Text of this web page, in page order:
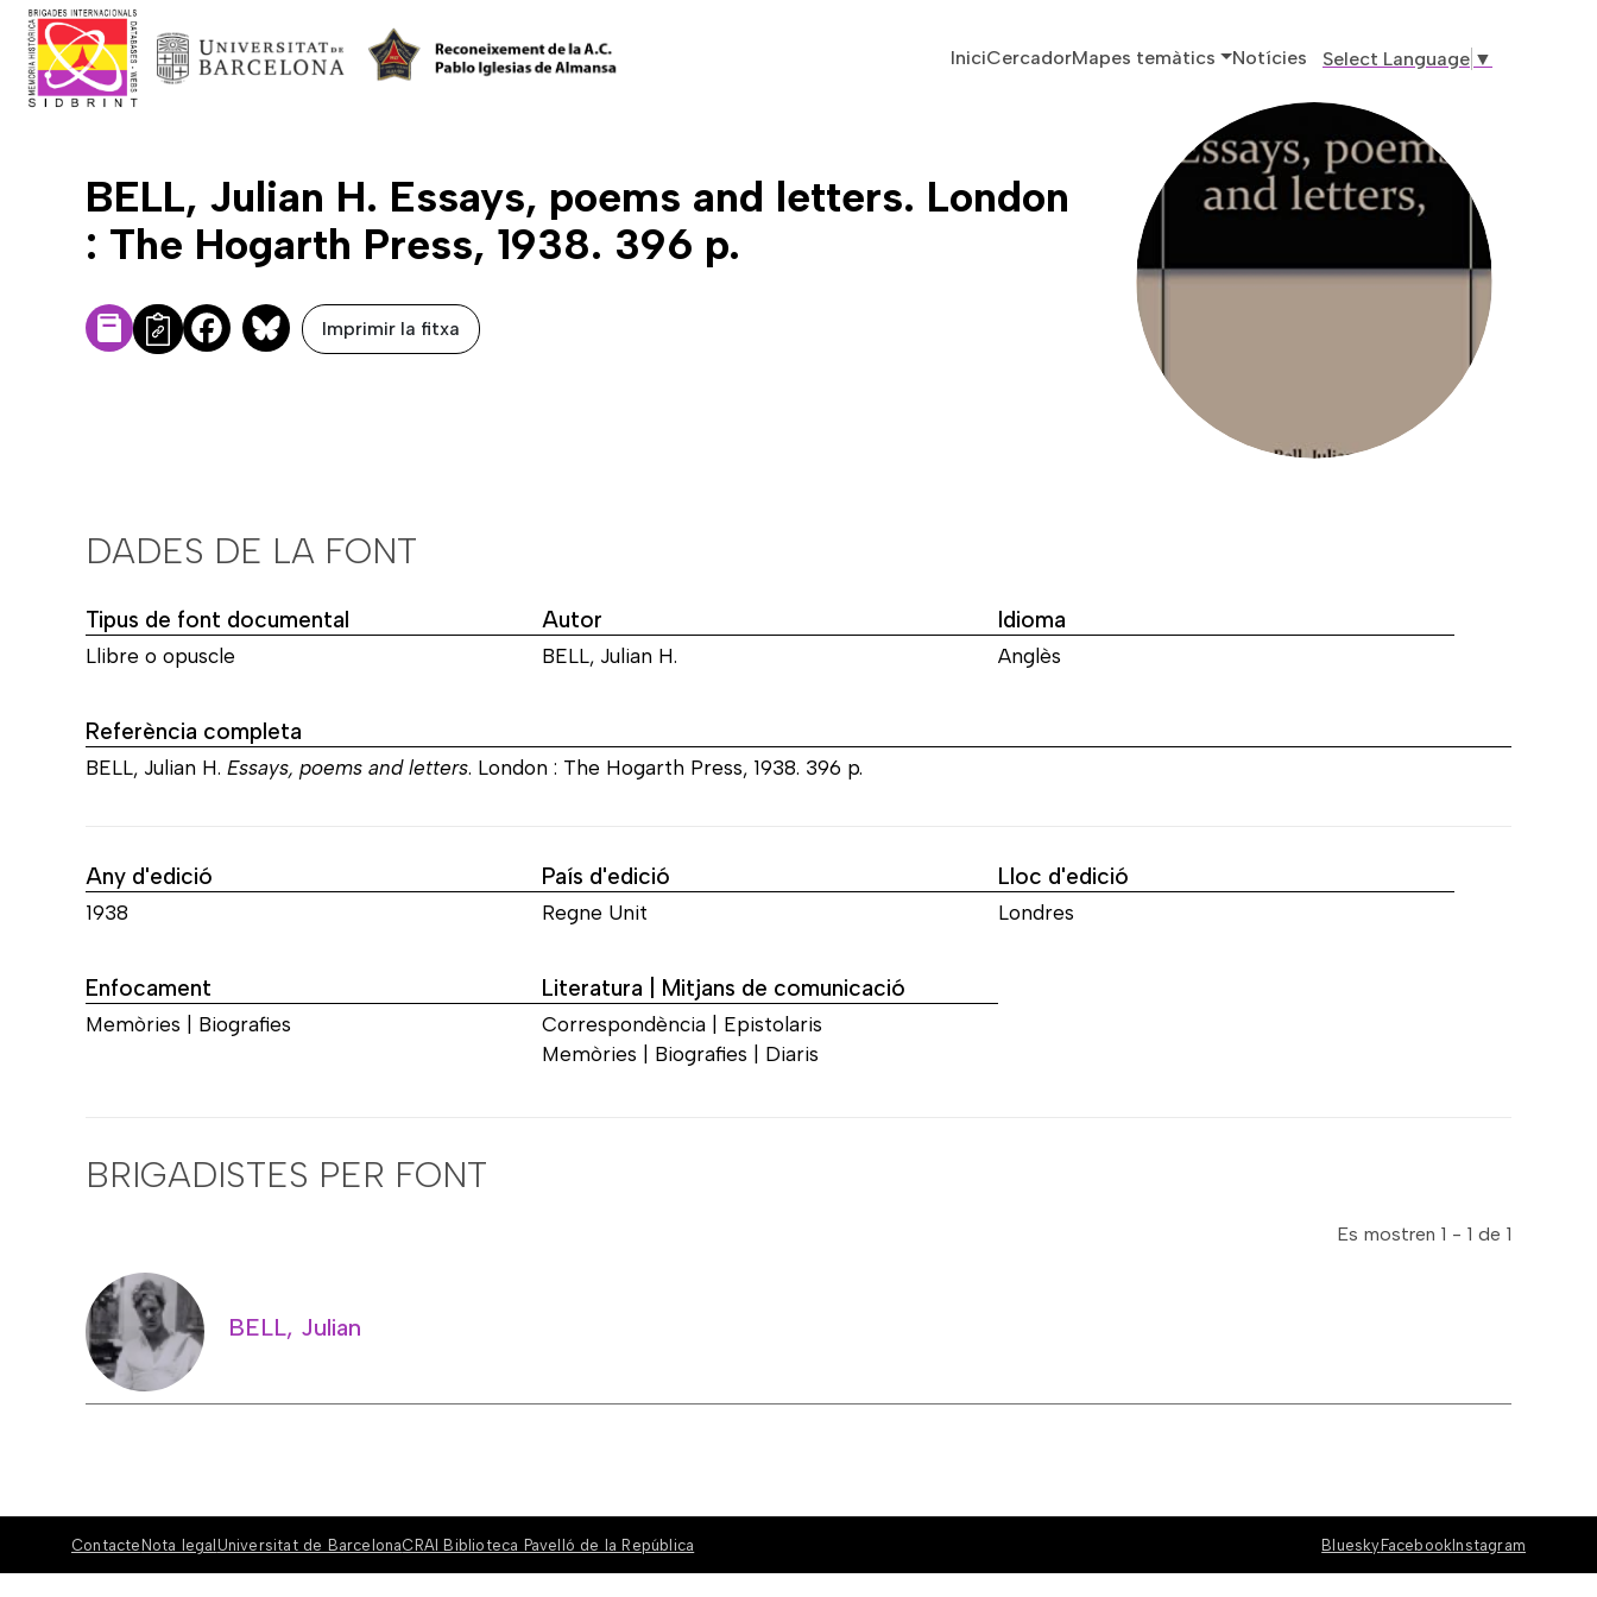
Navegació principal
IniciCercadorMapes temàtics Notícies Select Language ▼
BELL, Julian H. Essays, poems and letters. London
: The Hogarth Press, 1938. 396 p.
FacebookBluesky
Imprimir la fitxa
DADES DE LA FONT
Tipus de font documental
Llibre o opuscle
Autor
BELL, Julian H.
Idioma
Anglès
Referència completa
BELL, Julian H. Essays, poems and letters. London : The Hogarth Press, 1938. 396 p.
Any d'edició
1938
País d'edició
Regne Unit
Lloc d'edició
Londres
Enfocament
Memòries | Biografies
Literatura | Mitjans de comunicació
Correspondència | Epistolaris
Memòries | Biografies | Diaris
BRIGADISTES PER FONT
Es mostren 1 - 1 de 1
BELL, Julian
Contacte Nota legal Universitat de BarcelonaCRAI Biblioteca Pavelló de la República BlueskyFacebookInstagram